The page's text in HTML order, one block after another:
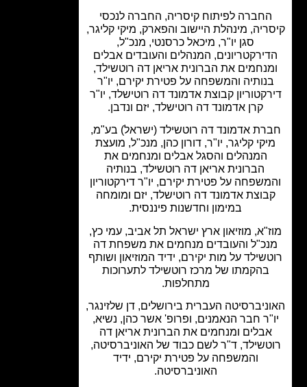
החברה לפיתוח קיסריה, החברה לנכסי
מינהלת היישוב והפארק, מיקי קליגר,
סגן יו"ר, מיכאל כרסנטי, מנכ"ל,
המנהלים והעובדים אבלים
את הברונית אריאן דה רוטשילד,
והמשפחה על פטירת יקירם, יו"ר
קבוצת אדמונד דה רוטישלד, יו"ר
קרן אדמונד דה רוטישלד, יזם ונדבן.
אדמונד דה רוטשילד (ישראל) בע"מ,
קליגר, יו"ר, דורון כהן, מנכ"ל, מועצת
המנהלים והסגל אבלים ומנחמים את
הברונית אריאן דה רוטשילד, בנותיה
על פטירת יקירם, יו"ר דירקטוריון
אדמונד דה רוטישלד, יזם ומומחה
במימון וחדשנות פיננסית.
מוזיאון ארץ ישראל תל אביב, עמי כץ,
והעובדים מנחמים את משפחת דה
על מות יקירם, ידיד המוזיאון ושותף
בהקמתו של מרכז רוטשילד לתערוכות
מתחלפות.
העברית בירושלים, דן שלזינגר,
חבר הנאמנים, ופרופ' אשר כהן, נשיא,
אבלים ומנחמים את הברונית אריאן דה
ד"ר לשם כבוד של האוניברסיטה,
והמשפחה על פטירת יקירם, ידיד
האוניברסיטה.